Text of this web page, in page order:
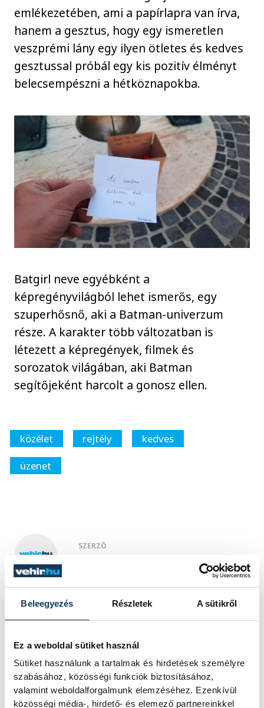
Beleegyezés Részletek A sütikről
Ez a weboldal sütiket használ
Sütiket használunk a tartalmak és hirdetések személyre
szabásához, közösségi funkciók biztosításához,
valamint weboldalforgalmunk elemzéséhez. Ezenkívül
közösségi média-, hirdető- és elemező partnereinkkel
emlékezetében, ami a papírlapra van írva,
hanem a gesztus, hogy egy ismeretlen
veszprémi lány egy ilyen ötletes és kedves
gesztussal próbál egy kis pozitív élményt
belecsempészni a hétköznapokba.
Batgirl neve egyébként a
képregényvilágból lehet ismerős, egy
szuperhősnő, aki a Batman-univerzum
része. A karakter több változatban is
létezett a képregények, filmek és
sorozatok világában, aki Batman
segítőjeként harcolt a gonosz ellen.
közélet rejtély
kedves
üzenet
SZERZŐ